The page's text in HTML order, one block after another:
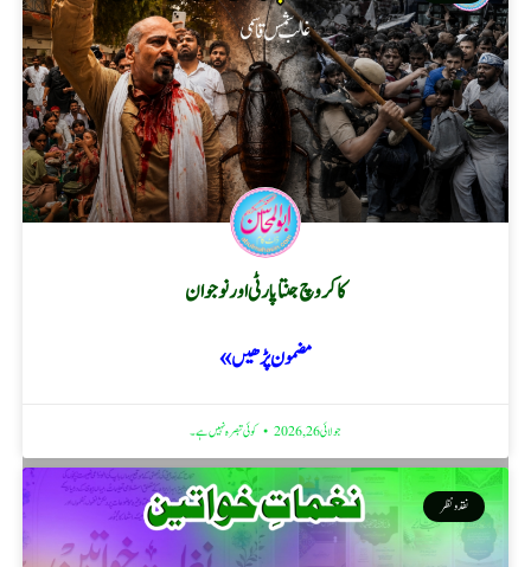
کاکروچ جنتا پارٹی اور نوجوان
مضمون پڑھیں »
جولائی 26, 2026 کوئی تبصرہ نہیں ہے۔
نقد ونظر